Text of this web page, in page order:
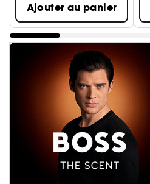
Ajouter au panier